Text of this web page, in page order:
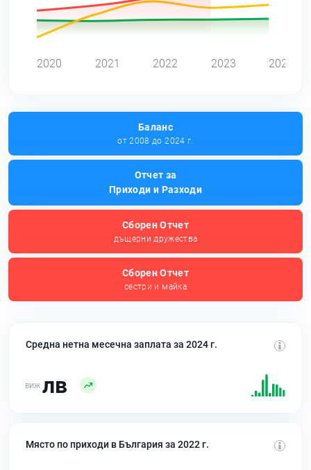
2020 2021 2022 2023 2024
Баланс
от 2008 до 2024 г.
Отчет за
Приходи и Разходи
Сборен Отчет
дъщерни дружества
Сборен Отчет
сестри и майка
Средна нетна месечна заплата за 2024 г.
лв
Място по приходи в България за 2022 г.